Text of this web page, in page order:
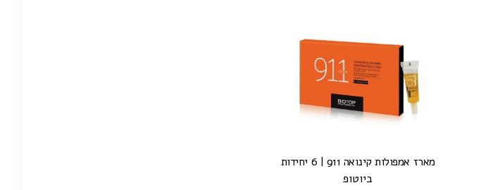
מארז אמפולות קינואה 911 | 6 יחידות
ביוטופ